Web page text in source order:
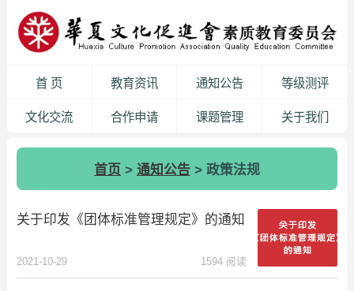
首 页 教育资讯 通知公告 等级测评
文化交流 合作申请 课题管理 关于我们
首页 > 通知公告> 政策法规
关于印发《团体标准管理规定》的通知
2021-10-29 1594 阅读